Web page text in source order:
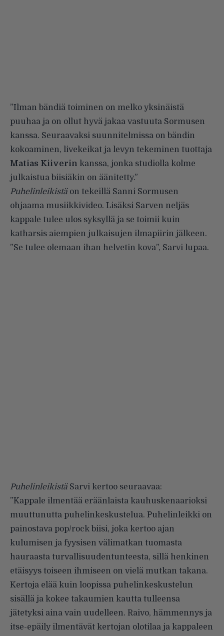
”Ilman bändiä toiminen on melko yksinäistä
puuhaa ja on ollut hyvä jakaa vastuuta Sormusen
kanssa. Seuraavaksi suunnitelmissa on bändin
kokoaminen, livekeikat ja levyn tekeminen tuottaja
Matias Kiiverin kanssa, jonka studiolla kolme
julkaistua biisiäkin on äänitetty.”
Puhelinleikistäon tekeillä Sanni Sormusen
ohjaama musiikkivideo. Lisäksi Sarven neljäs
kappale tulee ulos syksyllä ja se toimii kuin
katharsis aiempien julkaisujen ilmapiirin jälkeen.
”Se tulee olemaan ihan helvetin kova”, Sarvi lupaa.
PuhelinleikistäSarvi kertoo seuraavaa:
”Kappale ilmentää eräänlaista kauhuskenaarioksi
muuttunutta puhelinkeskustelua. Puhelinleikki on
painostava pop/rock biisi, joka kertoo ajan
kulumisen ja fyysisen välimatkan tuomasta
hauraasta turvallisuudentunteesta, sillä henkinen
etäisyys toiseen ihmiseen on vielä mutkan takana.
Kertoja elää kuin loopissa puhelinkeskustelun
sisällä ja kokee takaumien kautta tulleensa
jätetyksi aina vain uudelleen. Raivo, hämmennys ja
itse-epäily ilmentävät kertojan olotilaa ja kappaleen